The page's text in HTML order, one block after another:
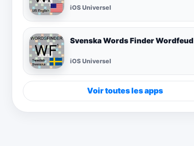
iOS Universel
Svenska Words Finder Wordfeud
iOS Universel
Voir toutes les apps